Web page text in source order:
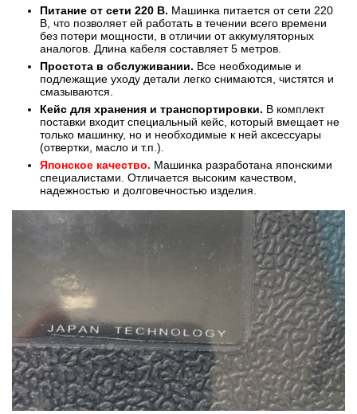
Питание от сети 220 В. Машинка питается от сети 220
В, что позволяет ей работать в течении всего времени
без потери мощности, в отличии от аккумуляторных
аналогов. Длина кабеля составляет 5 метров.
Простота в обслуживании. Все необходимые и
подлежащие уходу детали легко снимаются, чистятся и
смазываются.
Кейс для хранения и транспортировки. В комплект
поставки входит специальный кейс, который вмещает не
только машинку, но и необходимые к ней аксессуары
(отвертки, масло и т.п.).
Японское качество. Машинка разработана японскими
специалистами. Отличается высоким качеством,
надежностью и долговечностью изделия.